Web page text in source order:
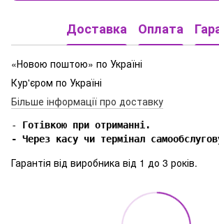
Доставка Оплата
«Новою поштою» по Україні
Кур'єром по Україні
Більше інформації про доставку
-
Готівкою при отриманні.
- Через касу чи термінал
Гарантія від виробника від 1 до 3 років.